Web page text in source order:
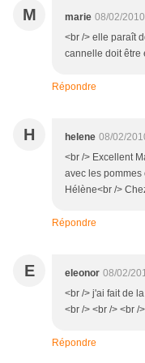
M marie 08/02/
<br /> elle paraît
cannelle doit être
Répondre
H helene 08/02/
<br /> Excellent
avec les pommes
Hélène<br />
Répondre
E eleonor 08/02/
<br /> j'ai fait de
<br /> <br /> <br />
Répondre